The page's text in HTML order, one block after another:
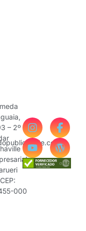
– 2º
000